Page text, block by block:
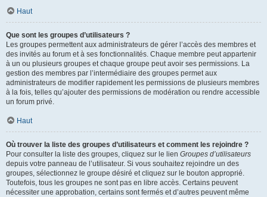
Haut
Que sont les groupes d’utilisateurs ?
Les groupes permettent aux administrateurs de gérer l’accès des membres et
des invités au forum et à ses fonctionnalités. Chaque membre peut appartenir
à un ou plusieurs groupes et chaque groupe peut avoir ses permissions. La
gestion des membres par l’intermédiaire des groupes permet aux
administrateurs de modifier rapidement les permissions de plusieurs membres
à la fois, telles qu’ajouter des permissions de modération ou rendre accessible
un forum privé.
Haut
Où trouver la liste des groupes d’utilisateurs et comment les rejoindre ?
Pour consulter la liste des groupes, cliquez sur le lien Groupes d’utilisateurs
depuis votre panneau de l’utilisateur. Si vous souhaitez rejoindre un des
groupes, sélectionnez le groupe désiré et cliquez sur le bouton approprié.
Toutefois, tous les groupes ne sont pas en libre accès. Certains peuvent
nécessiter une approbation, certains sont fermés et d’autres peuvent même